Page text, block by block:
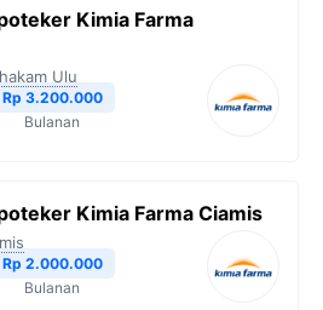
Kimia Farma
Ulu
Rp 3.200.000
Bulanan
Kimia Farma Ciamis
Rp 2.000.000
Bulanan